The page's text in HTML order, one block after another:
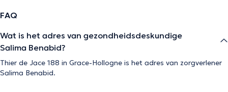
FAQ
Wat is het adres van gezondheidsdeskundige
Salima Benabid?
Thier de Jace 188 in Grace-Hollogne is het adres van zorgverlener
Salima Benabid.